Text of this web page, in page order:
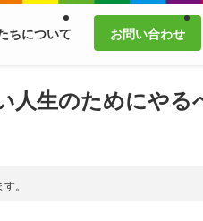
ちについて お問い合わせ
人生のためにやる
。